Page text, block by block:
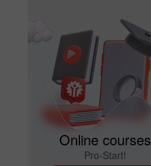
Online courses
Pro-Start!